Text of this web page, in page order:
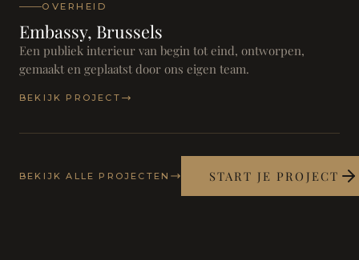
OVERHEID
Embassy, Brussels
Een publiek interieur van begin tot eind, ontworpen,
gemaakt en geplaatst door ons eigen team.
BEKIJK PROJECT
BEKIJK ALLE PROJECTEN START JE PROJECT